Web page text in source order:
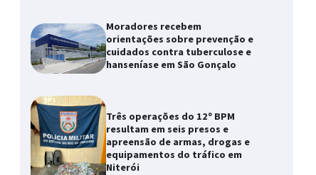
Moradores recebem
orientações sobre prevenção e
cuidados contra tuberculose e
hanseníase em São Gonçalo
Três operações do 12º BPM
resultam em seis presos e
apreensão de armas, drogas e
equipamentos do tráfico em
Niterói